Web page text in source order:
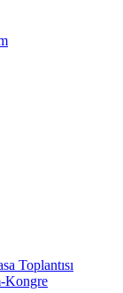
Toplantısı
Kongre